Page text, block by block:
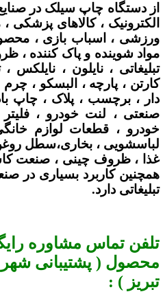
از دستگاه چاپ سیلک در
الکترونیک ، کالاهای پزشکی
ورزشی ، اسباب بازی ،
مواد شوینده و پاک کننده ،
تبلیغاتی ، نایلون ،
کارتن ، پارچه ، البسکو ،
دار ، برچسب ، پلاک ، چاپ
صنعتی ، لنت خودرو ، فلیتر
خودرو ، قطعات لوازم
لباسشویی ، بخاری،سطل
غذا ، ظروف چینی ، صنعت
همچنین کاربرد بسیاری در
تبلیغاتی دارد.
تلفن تماس مشاوره
محصول ( پشتیبانی
تبریز ) :